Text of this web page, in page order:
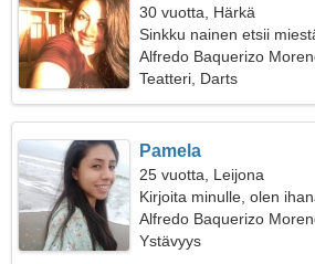
30 vuotta, Härkä
Sinkku nainen etsii
Alfredo Baquerizo
Teatteri, Darts
Pamela
25 vuotta, Leijona
Kirjoita minulle, olen
Alfredo Baquerizo
Ystävyys